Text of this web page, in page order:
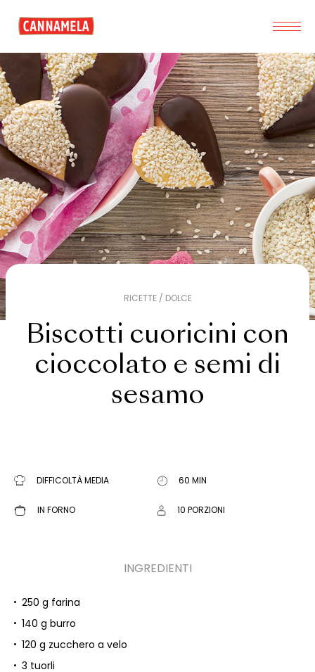
RICETTE / DOLCE
Biscotti cuoricini con
cioccolato e semi di
sesamo
DIFFICOLTÀ MEDIA 60 MIN
IN FORNO 10 PORZIONI
INGREDIENTI
250 g farina
140 g burro
120 g zucchero a velo
3 tuorli